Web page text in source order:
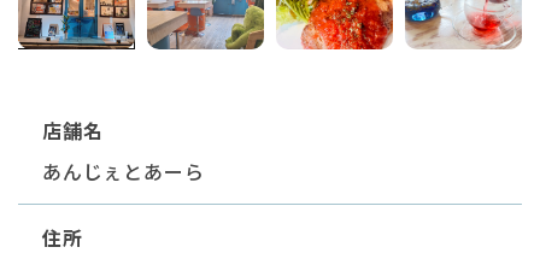
店舗名
あんじぇとあーら
住所